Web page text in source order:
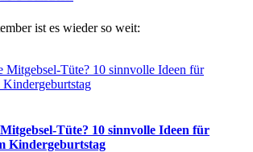
ist es wieder so weit:
Tüte? 10 sinnvolle Ideen für
Kindergeburtstag